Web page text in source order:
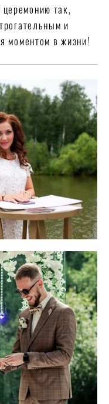
так,
и
моментом в жизни!